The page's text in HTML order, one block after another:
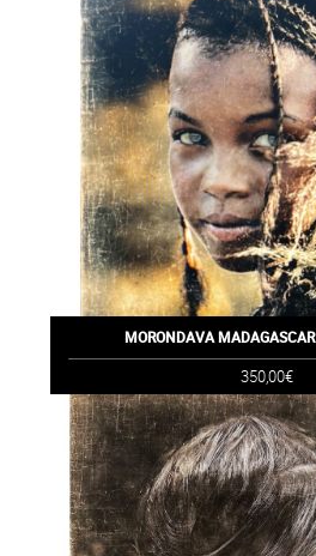
MORONDAVA
350,00€